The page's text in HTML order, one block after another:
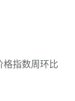
指数周环比